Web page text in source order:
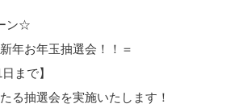
ン☆
年お年玉抽選会！！＝
まで】
る抽選会を実施いたします！